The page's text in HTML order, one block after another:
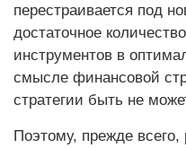
перестраивается под
достаточное
инструмен­тов в
смысле финансовой
стратегии быть не
Поэтому, прежде